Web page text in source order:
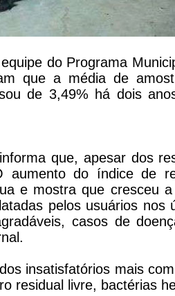
do Programa
que a média de
de 3,49% há dois
que, apesar dos
aumento do índice de
e mostra que cresceu
pelos usuários
casos de
insatisfatórios mais
residual livre, bactérias